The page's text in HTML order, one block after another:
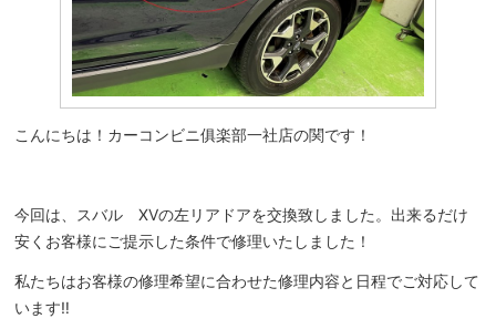
こんにちは！カーコンビニ俱楽部一社店の関です！
今回は、スバル XVの左リアドアを交換致しました。出来るだけ
安くお客様にご提示した条件で修理いたしました！
私たちはお客様の修理希望に合わせた修理内容と日程でご対応して
います‼